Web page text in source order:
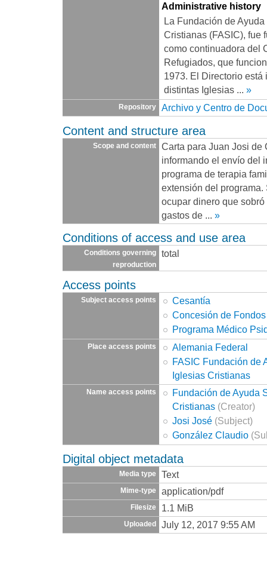
Administrative history
La Fundación de
Cristianas (FASIC), fue
como continuadora del
Refugiados, que
1973. El Directorio está
distintas Iglesias ... »
Repository Archivo y Centro de
Content and structure area
Scope and content
Carta para Juan Josi de
informando el envío del
programa de terapia
extensión del
ocupar dinero que
gastos de
»
Conditions of access and use area
Conditions governing
reproduction
total
Access points
Subject access points
Cesantía
Concesión de Fondos
Programa Médico
Place access points
Alemania Federal
FASIC Fundación de
Iglesias Cristianas
Name access points
Fundación de Ayuda
Cristianas (Creator)
Josi José (Subject)
González Claudio
Digital object metadata
Media type Text
Mime-type application/pdf
Filesize 1.1 MiB
Uploaded July 12, 2017 9:55 AM